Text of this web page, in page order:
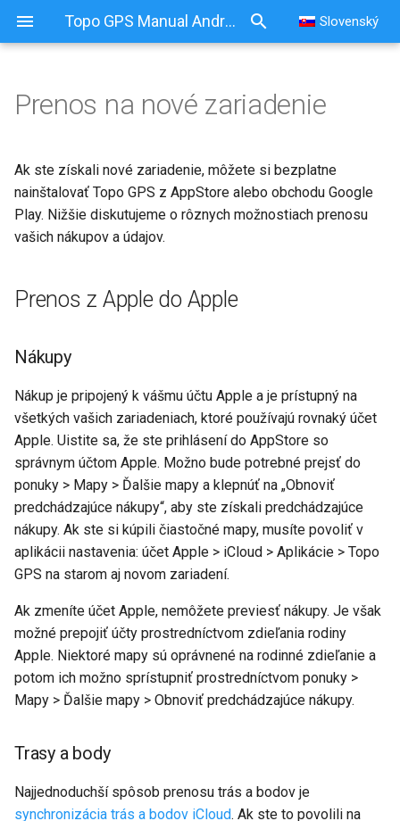
Topo GPS Manual Android Slovenský
Prenos z Apple do Apple
Nákupy
Prenos z Androidu na
Nákupy
Trasy a body
Prenos z Androidu do Apple
Nákupy
Trasy a body
Prenos z Apple na Android
Nákupy
Prenos na nové zariadenie
Ak ste získali nové zariadenie, môžete si bezplatne
nainštalovať Topo GPS z AppStore alebo obchodu Google
Play. Nižšie diskutujeme o rôznych možnostiach prenosu
vašich nákupov a údajov.
Prenos z Apple do Apple
Nákupy
Nákup je pripojený k vášmu účtu Apple a je prístupný na
všetkých vašich zariadeniach, ktoré používajú rovnaký účet
Apple. Uistite sa, že ste prihlásení do AppStore so
správnym účtom Apple. Možno bude potrebné prejsť do
ponuky > Mapy > Ďalšie mapy a klepnúť na „Obnoviť
predchádzajúce nákupy“, aby ste získali predchádzajúce
nákupy. Ak ste si kúpili čiastočné mapy, musíte povoliť v
aplikácii nastavenia: účet Apple > iCloud > Aplikácie > Topo
GPS na starom aj novom zariadení.
Ak zmeníte účet Apple, nemôžete previesť nákupy. Je však
možné prepojiť účty prostredníctvom zdieľania rodiny
Apple. Niektoré mapy sú oprávnené na rodinné zdieľanie a
potom ich možno sprístupniť prostredníctvom ponuky >
Mapy > Ďalšie mapy > Obnoviť predchádzajúce nákupy.
Trasy a body
Najjednoduchší spôsob prenosu trás a bodov je
synchronizácia trás a bodov iCloud. Ak ste to povolili na